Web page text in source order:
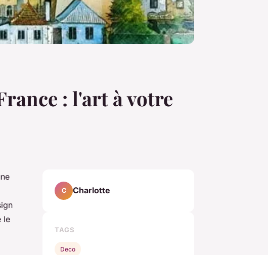
: l'art à votre
le
C Charlotte
TAGS
Deco